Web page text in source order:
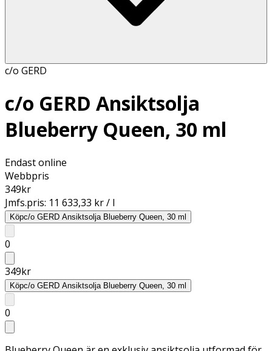
c/o GERD
c/o GERD Ansiktsolja
Blueberry Queen, 30 ml
Endast online
Webbpris
349kr
Jmfs.pris: 11 633,33 kr / l
Köpc/o GERD Ansiktsolja Blueberry Queen, 30 ml
0
349kr
Köpc/o GERD Ansiktsolja Blueberry Queen, 30 ml
0